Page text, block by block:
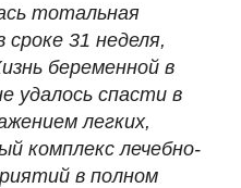
тотальная
31 неделя,
беременной в
удалось спасти в
легких,
комплекс лечебно-
в полном